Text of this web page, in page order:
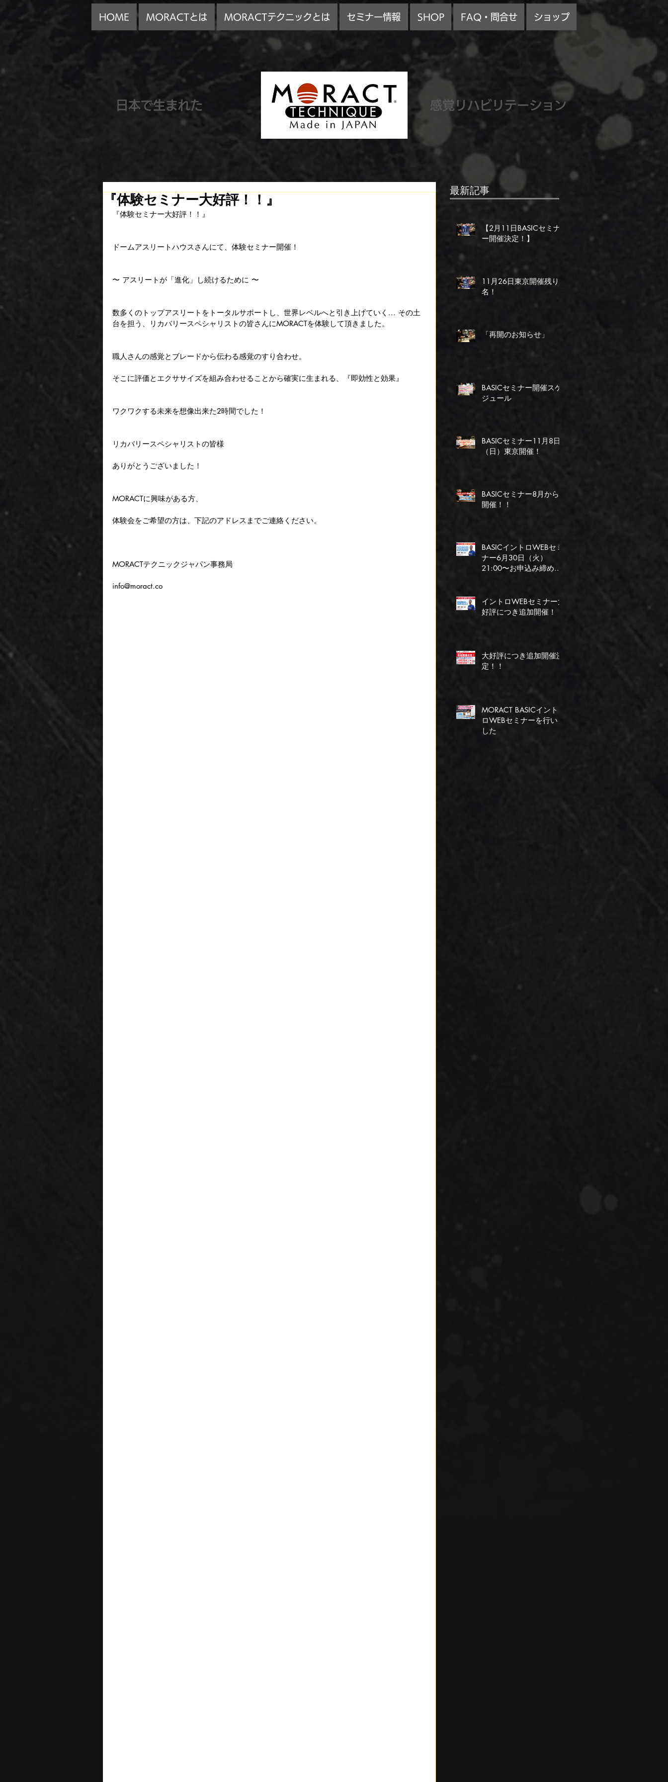
HOME MORACTとは MORACTテクニックとは セミナー情報 SHOP FAQ・問合せ ショップ
​日本で生まれた 感覚リハビリテーション
『体験セミナー大好評！！』
『体験セミナー大好評！！』
ドームアスリートハウスさんにて、体験セミナー開催！
〜 アスリートが「進化」し続けるために 〜
数多くのトップアスリートをトータルサポートし、世界レベルへと引き上げていく... その土
台を担う、リカバリースペシャリストの皆さんにMORACTを体験して頂きました。
職人さんの感覚とブレードから伝わる感覚のすり合わせ。
そこに評価とエクササイズを組み合わせることから確実に生まれる、『即効性と効果』
ワクワクする未来を想像出来た2時間でした！
リカバリースペシャリストの皆様
ありがとうございました！
MORACTに興味がある方、
体験会をご希望の方は、下記のアドレスまでご連絡ください。
MORACTテクニックジャパン事務局
info@moract.co
最新記事
【2月11日BASICセミナ
ー開催決定！】
11月26日東京開催残り1
名！
「再開のお知らせ」
BASICセミナー開催スケ
ジュール
BASICセミナー11月8日
（日）東京開催！
BASICセミナー8月から
開催！！
BASICイントロWEBセミ
ナー6月30日（火）
21:00〜お申込み締め切
イントロWEBセミナー大
好評につき追加開催！
大好評につき追加開催決
定！！
MORACT BASICイント
ロWEBセミナーを行いま
した